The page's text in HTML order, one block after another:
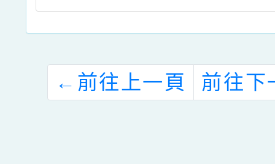
← 前往上一頁 前往下